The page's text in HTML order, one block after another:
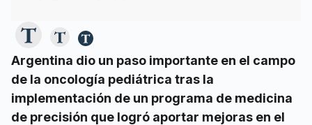
Argentina dio un paso importante en el campo
de la oncología pediátrica tras la
implementación de un programa de medicina
de precisión que logró aportar mejoras en el